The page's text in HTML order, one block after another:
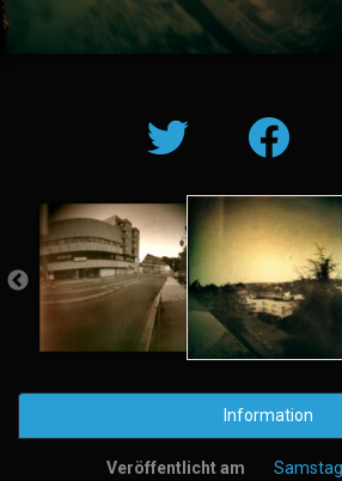
Information
Veröffentlicht am